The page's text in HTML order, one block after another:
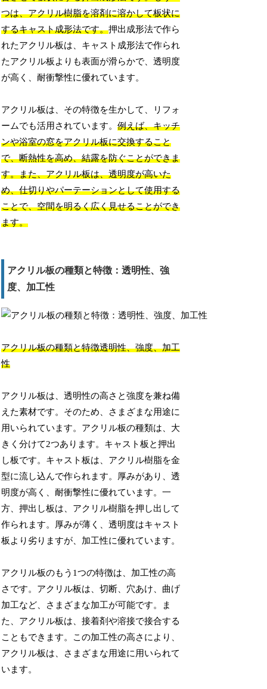
つは、アクリル樹脂を溶剤に溶かして板状に
するキャスト成形法です。押出成形法で作ら
れたアクリル板は、キャスト成形法で作られ
たアクリル板よりも表面が滑らかで、透明度
が高く、耐衝撃性に優れています。
アクリル板は、その特徴を生かして、リフォ
ームでも活用されています。例えば、キッチ
ンや浴室の窓をアクリル板に交換すること
で、断熱性を高め、結露を防ぐことができま
す。また、アクリル板は、透明度が高いた
め、仕切りやパーテーションとして使用する
ことで、空間を明るく広く見せることができ
ます。
アクリル板の種類と特徴：透明性、強
度、加工性
アクリル板の種類と特徴透明性、強度、加工
性
アクリル板は、透明性の高さと強度を兼ね備
えた素材です。そのため、さまざまな用途に
用いられています。アクリル板の種類は、大
きく分けて2つあります。キャスト板と押出
し板です。キャスト板は、アクリル樹脂を金
型に流し込んで作られます。厚みがあり、透
明度が高く、耐衝撃性に優れています。一
方、押出し板は、アクリル樹脂を押し出して
作られます。厚みが薄く、透明度はキャスト
板より劣りますが、加工性に優れています。
アクリル板のもう1つの特徴は、加工性の高
さです。アクリル板は、切断、穴あけ、曲げ
加工など、さまざまな加工が可能です。ま
た、アクリル板は、接着剤や溶接で接合する
こともできます。この加工性の高さにより、
アクリル板は、さまざまな用途に用いられて
います。